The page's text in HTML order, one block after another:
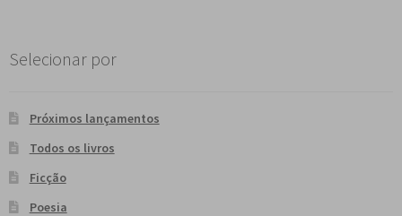
Selecionar por
Próximos lançamentos
Todos os livros
Ficção
Poesia